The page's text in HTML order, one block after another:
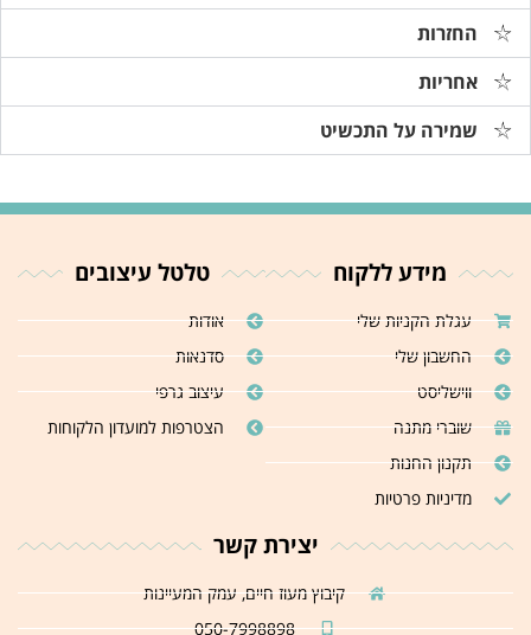
החזרות
אחריות
שמירה על התכשיט
מידע ללקוח
עגלת הקניות שלי
החשבון שלי
ווישליסט
שוברי מתנה
תקנון החנות
מדיניות פרטיות
טלטל עיצובים
אודות
סדנאות
עיצוב גרפי
הצטרפות למועדון הלקוחות
יצירת קשר
קיבוץ מעוז חיים, עמק המעיינות
050-7998898